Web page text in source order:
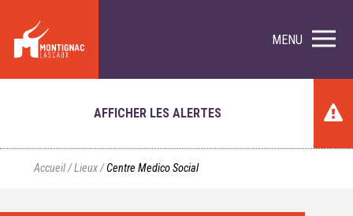
MENU
AFFICHER LES ALERTES
Accueil/Lieux/Centre Medico Social